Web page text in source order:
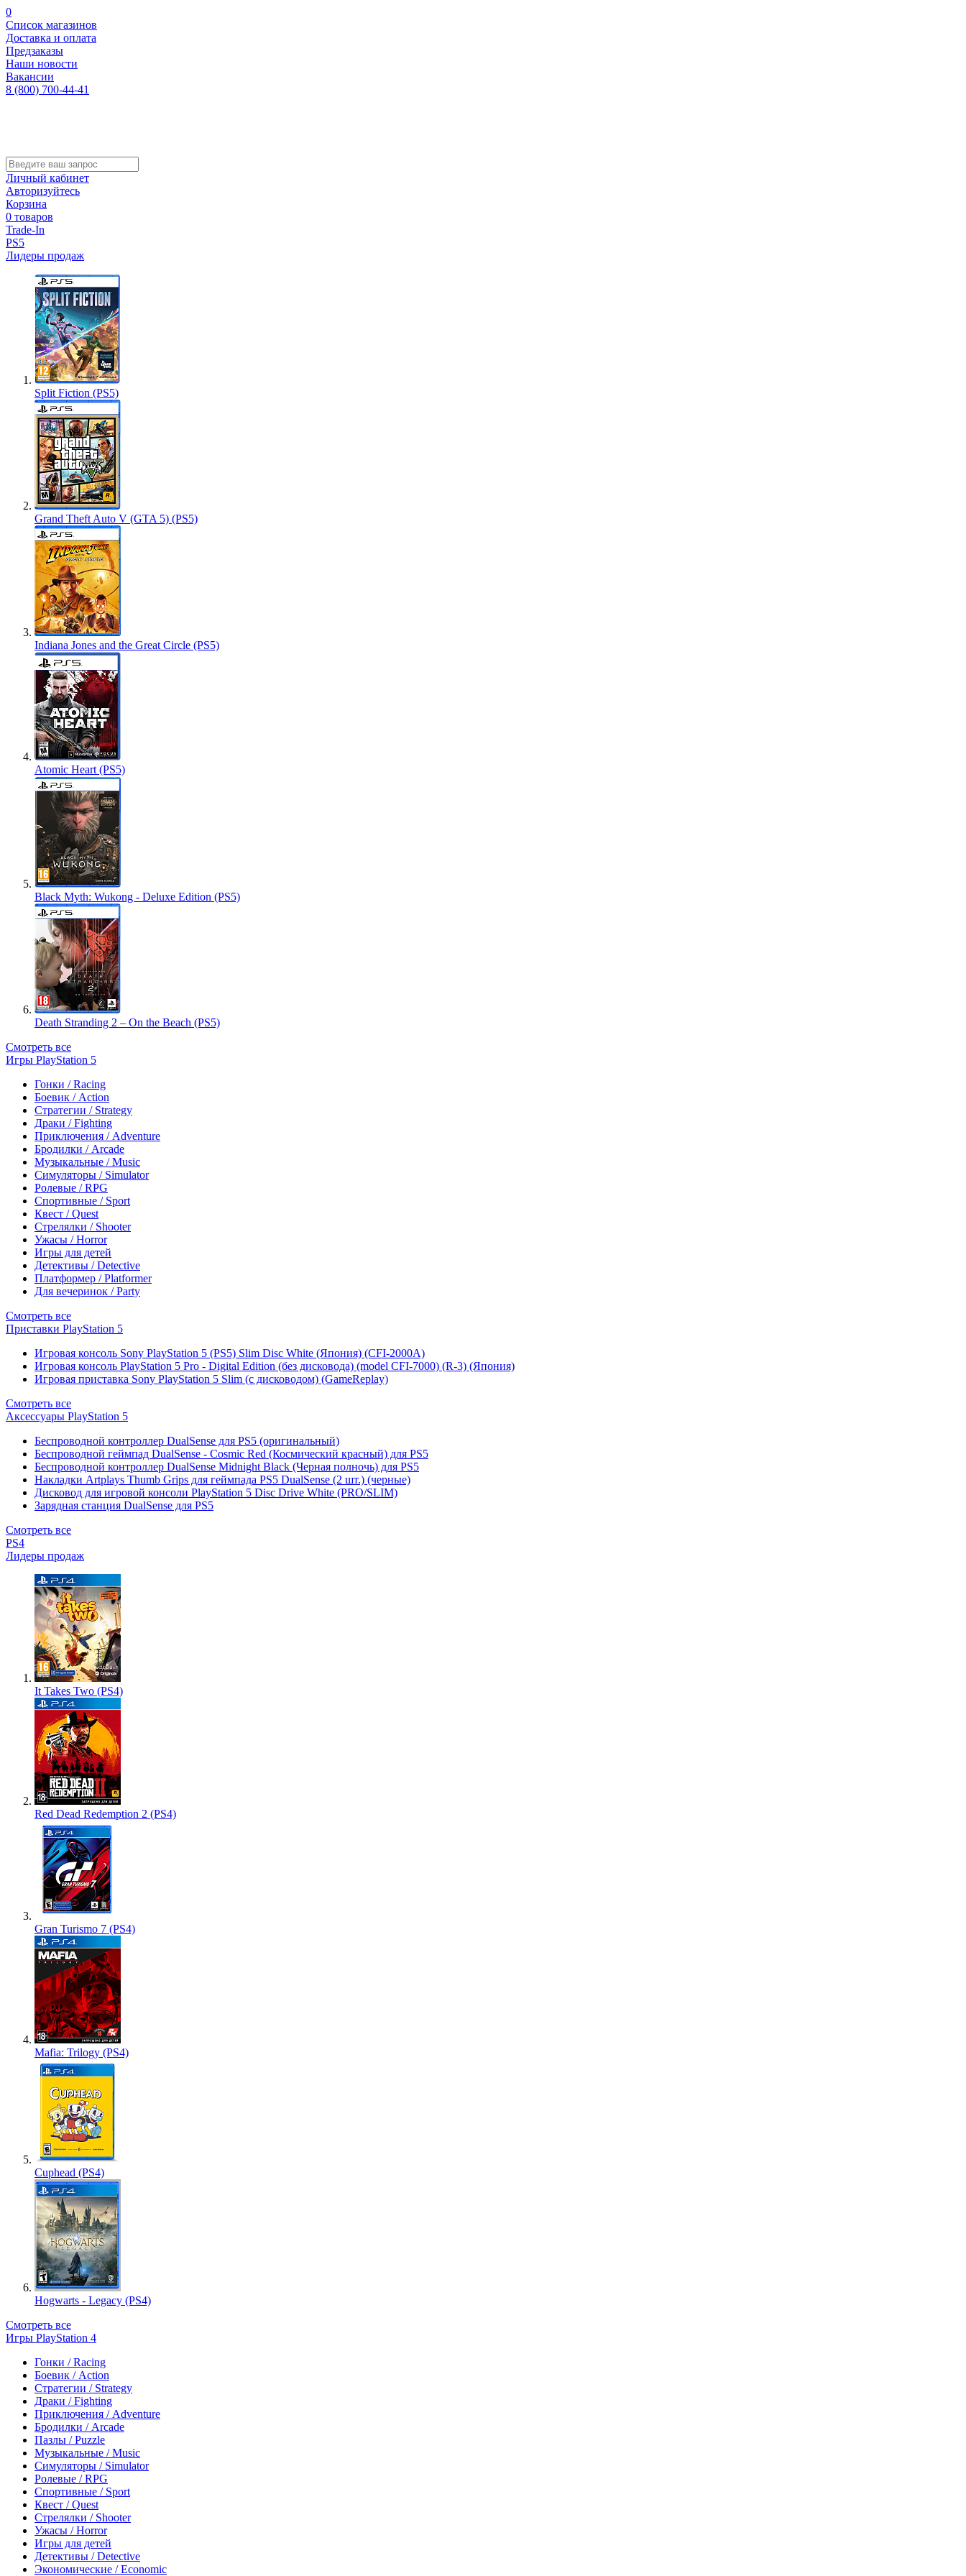
0
Список магазинов
Доставка и оплата
Предзаказы
Наши новости
Вакансии
8 (800) 700-44-41
Личный кабинет
Авторизуйтесь
Корзина
0 товаров
Trade-In
PS5
Лидеры продаж
Split Fiction (PS5)
Grand Theft Auto V (GTA 5) (PS5)
Indiana Jones and the Great Circle (PS5)
Atomic Heart (PS5)
Black Myth: Wukong - Deluxe Edition (PS5)
Death Stranding 2 – On the Beach (PS5)
Смотреть все
Игры PlayStation 5
Гонки / Racing
Боевик / Action
Стратегии / Strategy
Драки / Fighting
Приключения / Adventure
Бродилки / Arcade
Музыкальные / Music
Симуляторы / Simulator
Ролевые / RPG
Спортивные / Sport
Квест / Quest
Стрелялки / Shooter
Ужасы / Horror
Игры для детей
Детективы / Detective
Платформер / Platformer
Для вечеринок / Party
Смотреть все
Приставки PlayStation 5
Игровая консоль Sony PlayStation 5 (PS5) Slim Disc White (Япония) (CFI-2000A)
Игровая консоль PlayStation 5 Pro - Digital Edition (без дисковода) (model CFI-7000) (R-3) (Япония)
Игровая приставка Sony PlayStation 5 Slim (с дисководом) (GameReplay)
Смотреть все
Аксессуары PlayStation 5
Беспроводной контроллер DualSense для PS5 (оригинальный)
Беспроводной геймпад DualSense - Cosmic Red (Космический красный) для PS5
Беспроводной контроллер DualSense Midnight Black (Черная полночь) для PS5
Накладки Artplays Thumb Grips для геймпада PS5 DualSense (2 шт.) (черные)
Дисковод для игровой консоли PlayStation 5 Disc Drive White (PRO/SLIM)
Зарядная станция DualSense для PS5
Смотреть все
PS4
Лидеры продаж
It Takes Two (PS4)
Red Dead Redemption 2 (PS4)
Gran Turismo 7 (PS4)
Mafia: Trilogy (PS4)
Cuphead (PS4)
Hogwarts - Legacy (PS4)
Смотреть все
Игры PlayStation 4
Гонки / Racing
Боевик / Action
Стратегии / Strategy
Драки / Fighting
Приключения / Adventure
Бродилки / Arcade
Пазлы / Puzzle
Музыкальные / Music
Симуляторы / Simulator
Ролевые / RPG
Спортивные / Sport
Квест / Quest
Стрелялки / Shooter
Ужасы / Horror
Игры для детей
Детективы / Detective
Экономические / Economic